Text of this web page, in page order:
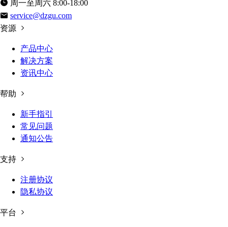
周一至周六 8:00-18:00
service@dzgu.com
资源
产品中心
解决方案
资讯中心
帮助
新手指引
常见问题
通知公告
支持
注册协议
隐私协议
平台